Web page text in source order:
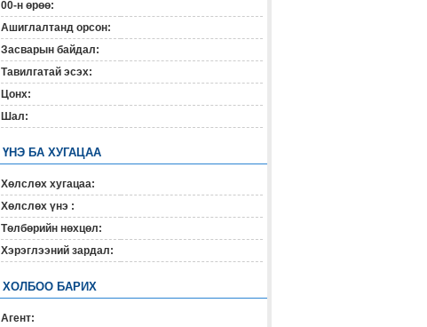
00-н өрөө:
Ашиглалтанд орсон:
Засварын байдал:
Тавилгатай эсэх:
Цонх:
Шал:
ҮНЭ БА ХУГАЦАА
Хөлслөх хугацаа:
Хөлслөх үнэ :
Төлбөрийн нөхцөл:
Хэрэглээний зардал:
ХОЛБОО БАРИХ
Агент: